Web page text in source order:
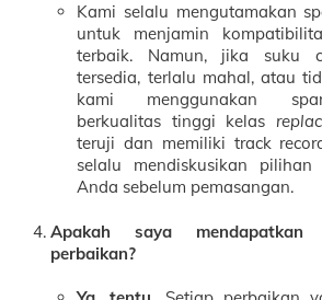
Kami selalu mengutamakan
untuk menjamin
terbaik. Namun, jika suku
tersedia, terlalu mahal, atau
kami menggunakan
berkualitas tinggi kelas
teruji dan memiliki track
selalu mendiskusikan pilihan
Anda sebelum pemasangan.
Apakah saya mendapatkan
perbaikan?